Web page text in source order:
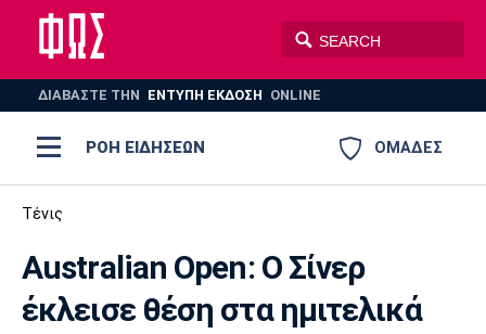
ΔΙΑΒΑΣΤΕ THN ΕΝΤΥΠΗ ΕΚΔΟΣΗ ONLINE
ΟΜΑΔΕΣ
ΡΟΗ ΕΙΔΗΣΕΩΝ
ΠΟΛΟ
Ποδόσφαιρο
Super League 1
Super League 2
Μπάσκετ
Ελλάδα
Ολυμπιακοί Αγώνες
Ολυμπιακός ΑΕΚ ΠΑΟΚ
Τένις
Australian Open: Ο Σίνερ
έκλεισε θέση στα ημιτελικά